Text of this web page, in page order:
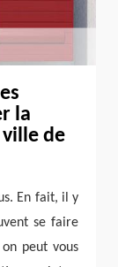
la
de
En fait, il y
se faire
peut vous